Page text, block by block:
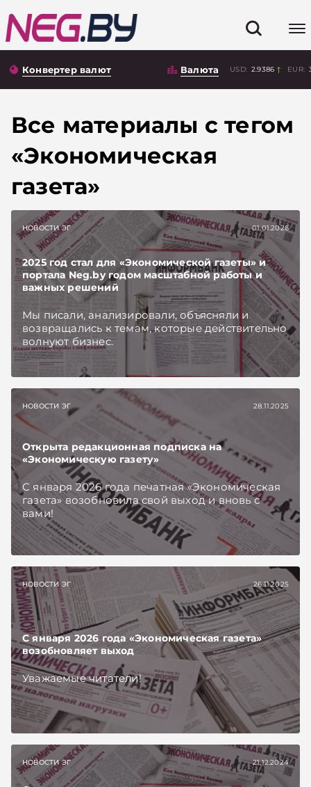
Конвертер валют Валюта USD: 2.9386 EUR:
Все материалы с тегом
«Экономическая
газета»
НОВОСТИ ЭГ 01.01.2026
2025 год стал для «Экономической газеты» и
портала Neg.by годом масштабной работы и
важных решений
Мы писали, анализировали, объясняли и
возвращались к темам, которые действительно
волнуют бизнес.
НОВОСТИ ЭГ 28.11.2025
Открыта редакционная подписка на
«Экономическую газету»
С января 2026 года печатная «Экономическая
газета» возобновила свой выход и вновь с
вами!
НОВОСТИ ЭГ 26.11.2025
С января 2026 года «Экономическая газета»
возобновляет выход
Уважаемые читатели!
НОВОСТИ ЭГ 21.12.2024